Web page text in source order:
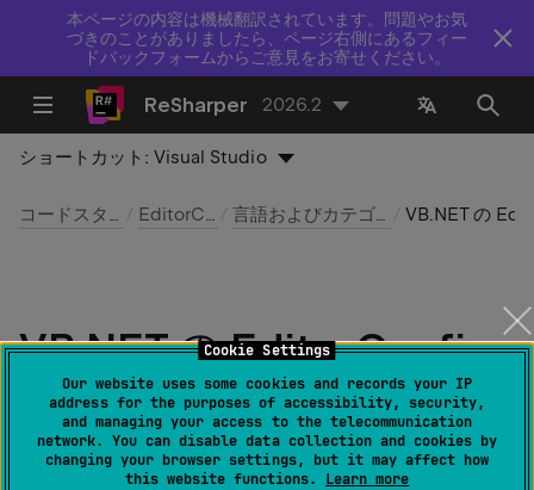
Cookie Settings
Our website uses some cookies and records your IP
address for the purposes of accessibility, security,
and managing your access to the telecommunication
network. You can disable data collection and cookies by
changing your browser settings, but it may affect how
this website functions. Learn more
本ページの内容は機械翻訳されています。問題やお気
づきのことがありましたら、ページ右側にあるフィー
ドバックフォームからご意見をお寄せください。
ReSharper 2026.2
ショートカット:Visual Studio
コードスタイルとクリーンアップ EditorConfig を使用する 言語およびカテゴリ別の EditorConfig プロパティ
VB.NET の EditorConfig
プロパティ: 改行
最終更新日： 2026 年 7 月 16 日